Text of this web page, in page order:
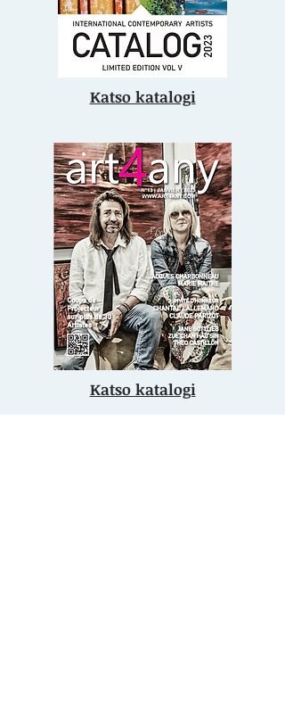
Katso katalogi
Katso katalogi